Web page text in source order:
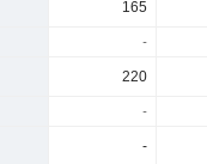
165
-
220
-
-